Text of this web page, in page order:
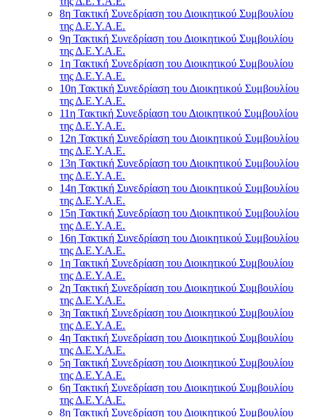
8η Τακτική Συνεδρίαση του Διοικητικού Συμβουλίου
της Δ.Ε.Υ.Α.Ε.
9η Τακτική Συνεδρίαση του Διοικητικού Συμβουλίου
της Δ.Ε.Υ.Α.Ε.
1η Τακτική Συνεδρίαση του Διοικητικού Συμβουλίου
της Δ.Ε.Υ.Α.Ε.
10η Τακτική Συνεδρίαση του Διοικητικού Συμβουλίου
της Δ.Ε.Υ.Α.Ε.
11η Τακτική Συνεδρίαση του Διοικητικού Συμβουλίου
της Δ.Ε.Υ.Α.Ε.
12η Τακτική Συνεδρίαση του Διοικητικού Συμβουλίου
της Δ.Ε.Υ.Α.Ε.
13η Τακτική Συνεδρίαση του Διοικητικού Συμβουλίου
της Δ.Ε.Υ.Α.Ε.
14η Τακτική Συνεδρίαση του Διοικητικού Συμβουλίου
της Δ.Ε.Υ.Α.Ε.
15η Τακτική Συνεδρίαση του Διοικητικού Συμβουλίου
της Δ.Ε.Υ.Α.Ε.
16η Τακτική Συνεδρίαση του Διοικητικού Συμβουλίου
της Δ.Ε.Υ.Α.Ε.
1η Τακτική Συνεδρίαση του Διοικητικού Συμβουλίου
της Δ.Ε.Υ.Α.Ε.
2η Τακτική Συνεδρίαση του Διοικητικού Συμβουλίου
της Δ.Ε.Υ.Α.Ε.
3η Τακτική Συνεδρίαση του Διοικητικού Συμβουλίου
της Δ.Ε.Υ.Α.Ε.
4η Τακτική Συνεδρίαση του Διοικητικού Συμβουλίου
της Δ.Ε.Υ.Α.Ε.
5η Τακτική Συνεδρίαση του Διοικητικού Συμβουλίου
της Δ.Ε.Υ.Α.Ε.
6η Τακτική Συνεδρίαση του Διοικητικού Συμβουλίου
της Δ.Ε.Υ.Α.Ε.
8η Τακτική Συνεδρίαση του Διοικητικού Συμβουλίου